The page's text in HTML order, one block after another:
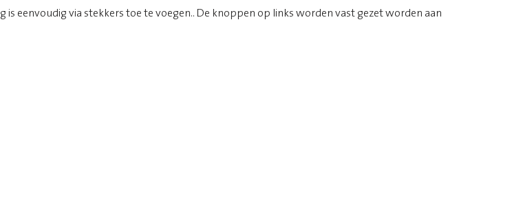
eenvoudig via stekkers toe te voegen.. De knoppen op links worden vast gezet worden aan